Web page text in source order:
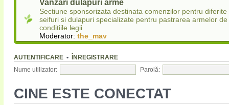
Vanzari dulapuri arme
Sectiune sponsorizata destinata comenzilor pentru
seifuri si dulapuri specializate pentru pastrarea armelor
conditiile legii
Moderator: the_mav
AUTENTIFICARE • ÎNREGISTRARE
Nume utilizator: Parolă:
CINE ESTE CONECTAT